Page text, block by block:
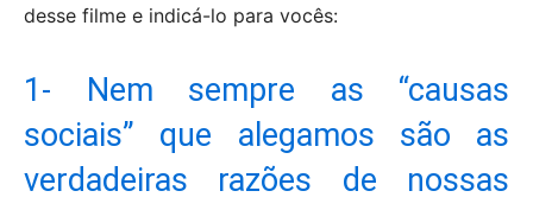
desse filme e indicá-lo para vocês:
1- Nem sempre as “causas
sociais” que alegamos são as
verdadeiras razões de nossas